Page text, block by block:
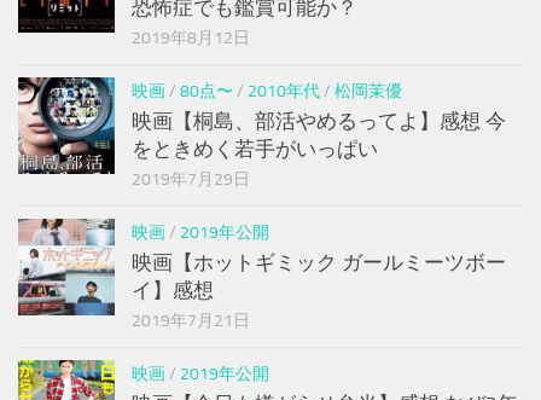
恐怖症でも鑑賞可能か？
2019年8月12日
映画/ 80点〜 / 2010年代/ 松岡茉優
映画【桐島、部活やめるってよ】感想 今
をときめく若手がいっぱい
2019年7月29日
映画/ 2019年公開
映画【ホットギミック ガールミーツボー
イ】感想
2019年7月21日
映画/ 2019年公開